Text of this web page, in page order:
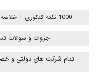
1000 نکته کنکوری + خلاصه جزوات ارشد بهداشت حرفه ای
جزوات و سوالات
تمام شرکت های دولتی و